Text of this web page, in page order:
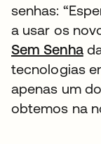
senhas:
a usar os
Sem Senha
tecnologias
apenas um
obtemos na